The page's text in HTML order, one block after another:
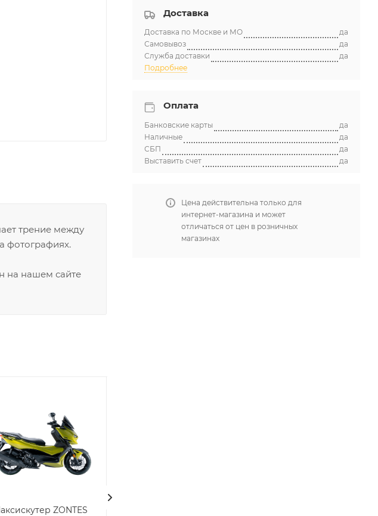
трение между
фотографиях.
на нашем сайте
ZONTES
Доставка
Доставка по Москве и МО
да
Самовывоз
да
Служба доставки
да
Подробнее
Оплата
Банковские карты
да
Наличные
да
СБП
да
Выставить счет
да
Цена действительна только для
интернет-магазина и может
отличаться от цен в розничных
магазинах